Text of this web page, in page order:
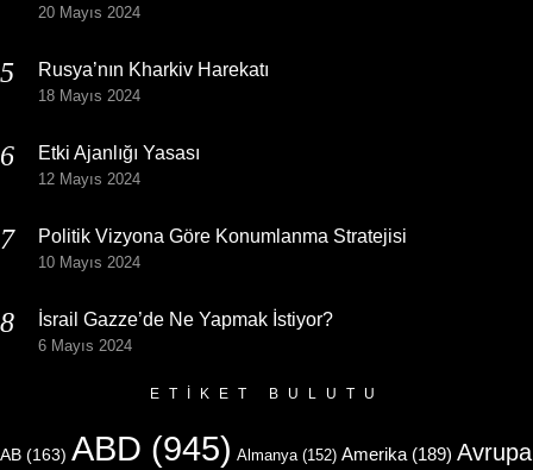
20 Mayıs 2024
Rusya’nın Kharkiv Harekatı
18 Mayıs 2024
Etki Ajanlığı Yasası
12 Mayıs 2024
Politik Vizyona Göre Konumlanma Stratejisi
10 Mayıs 2024
İsrail Gazze’de Ne Yapmak İstiyor?
6 Mayıs 2024
ETIKET BULUTU
AB (163) ABD (945) Almanya (152) Amerika (189) Avrupa